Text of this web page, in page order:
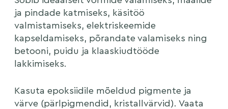
ja pindade katmiseks, käsitöö
valmistamiseks, elektriskeemide
kapseldamiseks, põrandate valamiseks ning
betooni, puidu ja klaaskiudtööde
lakkimiseks.
Kasuta epoksiidile mõeldud pigmente ja
värve (pärlpigmendid, kristallvärvid). Vaata